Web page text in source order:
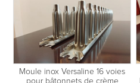
Moule inox Versaline 16 voies